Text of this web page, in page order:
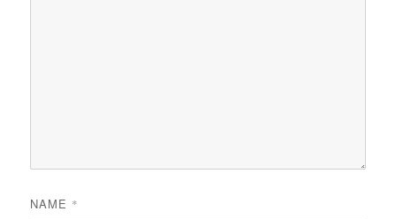
NAME *